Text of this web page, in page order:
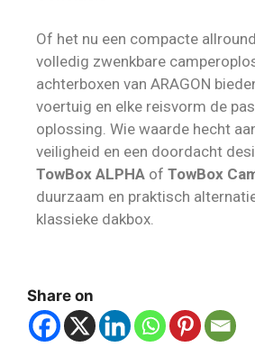
Of het nu een compacte
volledig zwenkbare
achterboxen van ARAGON
voertuig en elke reisvorm de
oplossing. Wie waarde hecht
veiligheid en een doordacht
TowBox ALPHA of TowBox
duurzaam en praktisch
klassieke dakbox.
Share on